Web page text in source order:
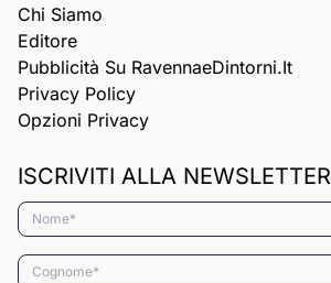
Chi Siamo
Editore
Pubblicità Su RavennaeDintorni.it
Privacy Policy
Opzioni Privacy
ISCRIVITI ALLA NEWSLETTER
Nome*
Cognome*